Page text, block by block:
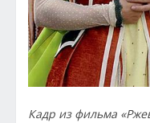
Кадр из фильма